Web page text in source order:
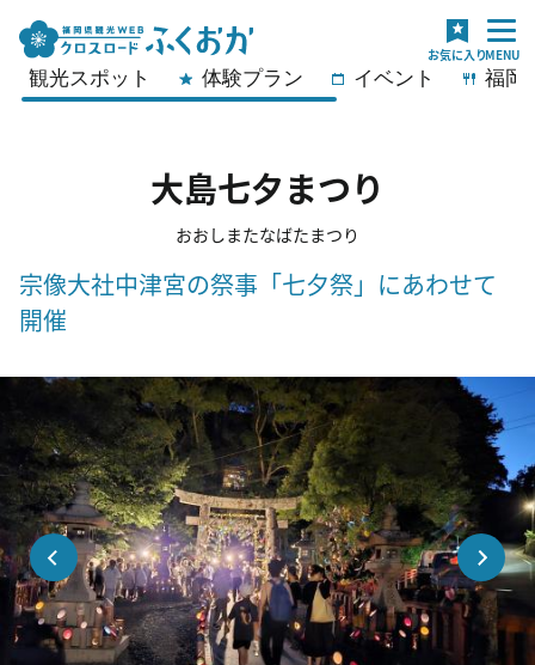
観光スポット 体験プラン イベント 福岡
大島七夕まつり
おおしまたなばたまつり
宗像大社中津宮の祭事「七夕祭」にあわせて
開催